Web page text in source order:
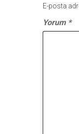
E-posta
Yorum *